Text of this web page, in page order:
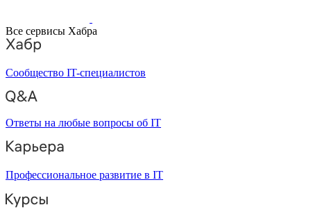
Все сервисы Хабра
Сообщество IT-специалистов
Ответы на любые вопросы об IT
Профессиональное развитие в IT